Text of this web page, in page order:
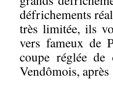
défrichements
très limitée, ils
vers fameux de
coupe réglée
Vendômois,